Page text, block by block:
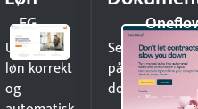
EG
Udbetal
løn korrekt
og
Send
på minutter
dokumenter.